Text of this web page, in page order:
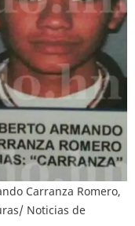
Carranza Romero,
Noticias de